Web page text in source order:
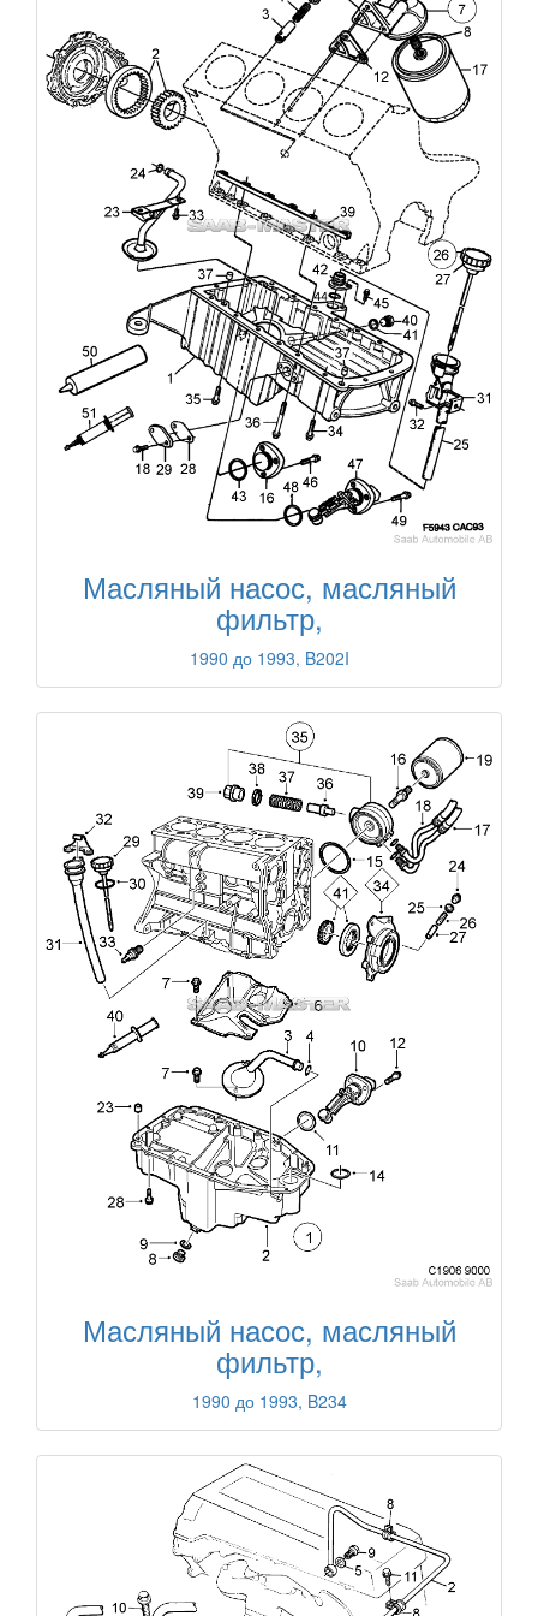
Масляный насос, масляный
фильтр,
1990 до 1993, B202I
Масляный насос, масляный
фильтр,
1990 до 1993, B234